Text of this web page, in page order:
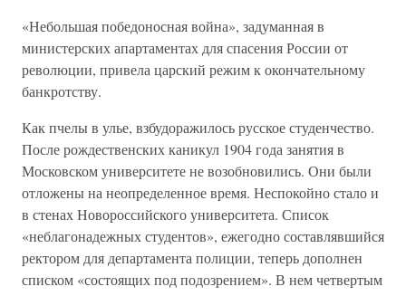
«Небольшая победоносная война», задуманная в
министерских апартаментах для спасения России от
революции, привела царский режим к окончательному
банкротству.
Как пчелы в улье, взбудоражилось русское студенчество.
После рождественских каникул 1904 года занятия в
Московском университете не возобновились. Они были
отложены на неопределенное время. Неспокойно стало и
в стенах Новороссийского университета. Список
«неблагонадежных студентов», ежегодно составлявшийся
ректором для департамента полиции, теперь дополнен
списком «состоящих под подозрением». В нем четвертым